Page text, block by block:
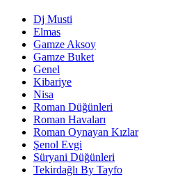
Dj Musti
Elmas
Gamze Aksoy
Gamze Buket
Genel
Kibariye
Nisa
Roman Düğünleri
Roman Havaları
Roman Oynayan Kızlar
Şenol Evgi
Süryani Düğünleri
Tekirdağlı By Tayfo